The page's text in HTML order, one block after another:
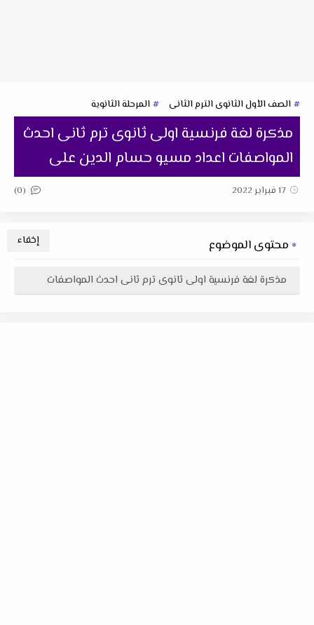
الصف الأول الثانوى الترم الثانى المرحلة الثانوية
مذكرة لغة فرنسية اولى ثانوى ترم ثانى احدث
المواصفات اعداد مسيو حسام الدين على
17 فبراير 2022 (0)
محتوى الموضوع
مذكرة لغة فرنسية اولى ثانوى ترم ثانى احدث المواصفات